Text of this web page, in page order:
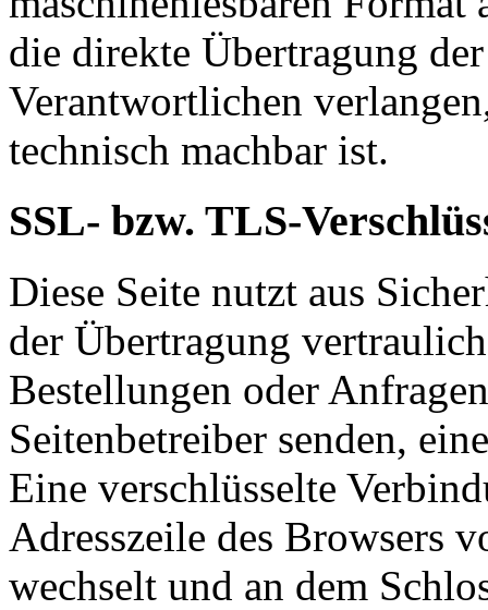
die direkte Übertragung
Verantwortlichen
technisch machbar ist.
SSL- bzw. TLS-
Diese Seite nutzt aus
der Übertragung
Bestellungen oder
Seitenbetreiber senden,
Eine verschlüsselte
Adresszeile des Browsers
wechselt und an dem